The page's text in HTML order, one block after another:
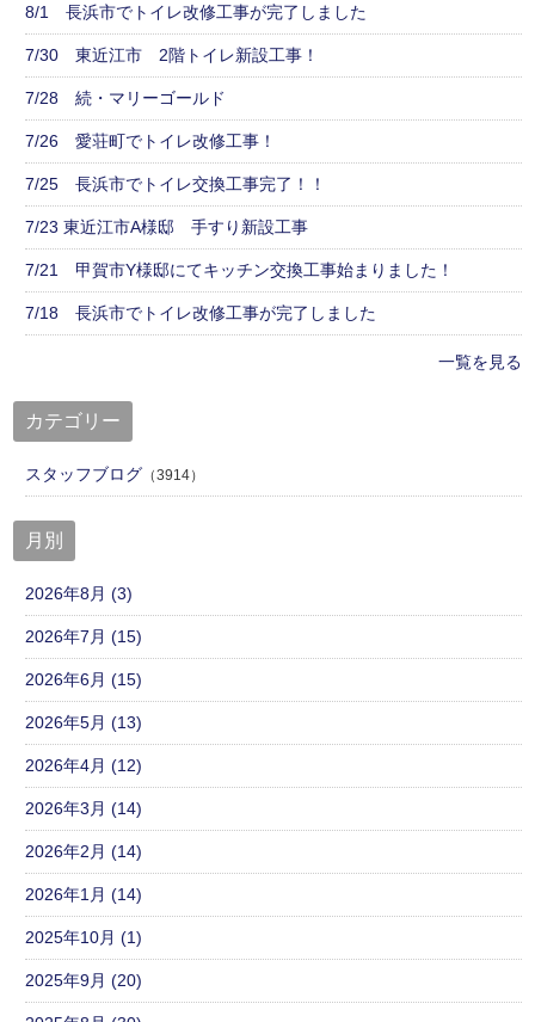
8/1 長浜市でトイレ改修工事が完了しました
7/30 東近江市 2階トイレ新設工事！
7/28 続・マリーゴールド
7/26 愛荘町でトイレ改修工事！
7/25 長浜市でトイレ交換工事完了！！
7/23 東近江市A様邸 手すり新設工事
7/21 甲賀市Y様邸にてキッチン交換工事始まりました！
7/18 長浜市でトイレ改修工事が完了しました
一覧を見る
カテゴリー
スタッフブログ （3914）
月別
2026年8月 (3)
2026年7月 (15)
2026年6月 (15)
2026年5月 (13)
2026年4月 (12)
2026年3月 (14)
2026年2月 (14)
2026年1月 (14)
2025年10月 (1)
2025年9月 (20)